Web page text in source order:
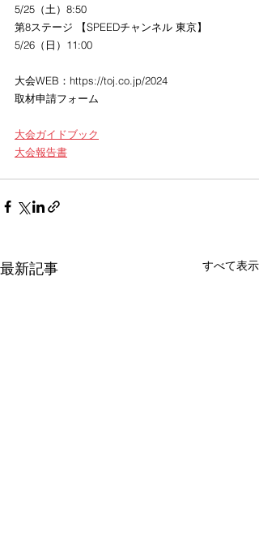
5/25（土）8:50
第8ステージ 【SPEEDチャンネル 東京】
5/26（日）11:00
大会WEB： https://toj.co.jp/2024
取材申請フォーム
大会ガイドブック
大会報告書
最新記事 すべて表示